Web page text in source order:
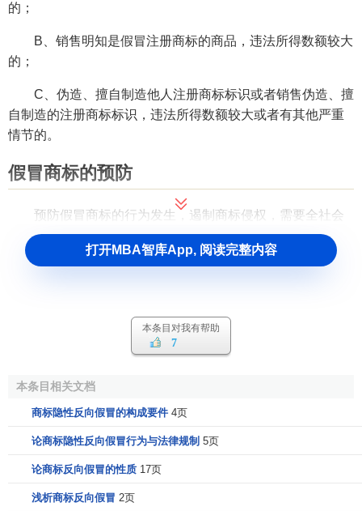
的；
B、销售明知是假冒注册商标的商品，违法所得数额较大
的；
C、伪造、擅自制造他人注册商标标识或者销售伪造、擅
自制造的注册商标标识，违法所得数额较大或者有其他严重
情节的。
假冒商标的预防
预防假冒商标的行为发生，遏制商标侵权，需要全社会
的共同努力。它涉及到多部门、多层面、多环节，可以说它
是一个
系统工程。应当做好以下几方面的工作：
形成整治合力。在“打假”活动中既要查处生产、销售伪劣产品
3、强化对印刷业、广告业、标牌
击、取缔非法印刷、伪造注册商标和商标标识的活动。
打开MBA智库App, 阅读完整内容
本条目对我有帮助
7
本条目相关文档
商标隐性反向假冒的构成要件 4页
论商标隐性反向假冒行为与法律规制 5页
论商标反向假冒的性质 17页
浅析商标反向假冒 2页